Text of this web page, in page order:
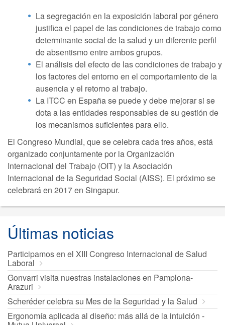
La segregación en la exposición laboral por género
justifica el papel de las condiciones de trabajo como
determinante social de la salud y un diferente perfil
de absentismo entre ambos grupos.
El análisis del efecto de las condiciones de trabajo y
los factores del entorno en el comportamiento de la
ausencia y el retorno al trabajo.
La ITCC en España se puede y debe mejorar si se
dota a las entidades responsables de su gestión de
los mecanismos suficientes para ello.
El Congreso Mundial, que se celebra cada tres años, está
organizado conjuntamente por la Organización
Internacional del Trabajo (OIT) y la Asociación
Internacional de la Seguridad Social (AISS). El próximo se
celebrará en 2017 en Singapur.
Últimas noticias
Participamos en el XIII Congreso Internacional de Salud
Laboral
Gonvarri visita nuestras instalaciones en Pamplona-
Arazuri
Scheréder celebra su Mes de la Seguridad y la Salud
Ergonomía aplicada al diseño: más allá de la intuición -